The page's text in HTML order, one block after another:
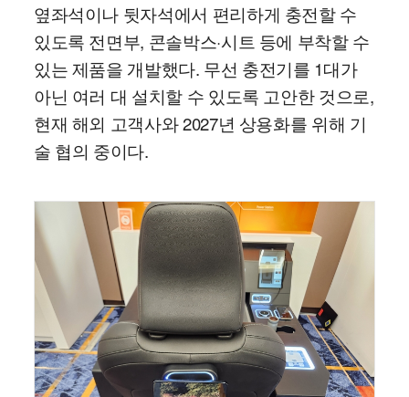
옆좌석이나 뒷자석에서 편리하게 충전할 수
있도록 전면부, 콘솔박스·시트 등에 부착할 수
있는 제품을 개발했다. 무선 충전기를 1대가
아닌 여러 대 설치할 수 있도록 고안한 것으로,
현재 해외 고객사와 2027년 상용화를 위해 기
술 협의 중이다.